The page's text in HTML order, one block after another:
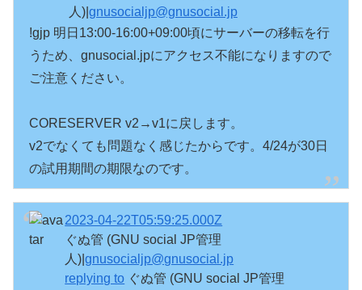
人)| gnusocialjp@gnusocial.jp
!gjp 明日13:00-16:00+09:00頃にサーバーの移転を行
うため、gnusocial.jpにアクセス不能になりますので
ご注意ください。
CORESERVER v2→v1に戻します。
v2でなくても問題なく感じたからです。4/24が30日
の試用期間の期限なのです。
2023-04-22T05:59:25.000Z
ぐぬ管 (GNU social JP管理
人)|gnusocialjp@gnusocial.jp
replying to ぐぬ管 (GNU social JP管理